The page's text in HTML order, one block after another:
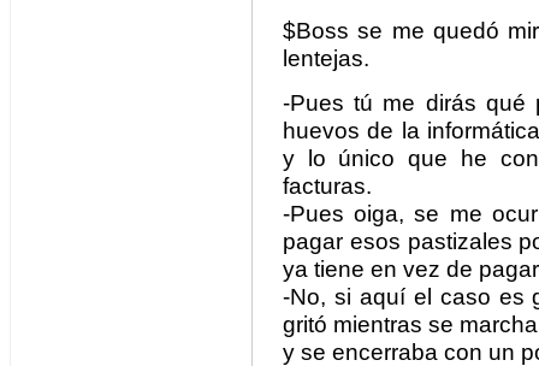
$Boss se me quedó
lentejas.
-Pues tú me dirás qué
huevos de la
y lo único que he
facturas.
-Pues oiga, se me
pagar esos pastizales
ya tiene en vez de
-No, si aquí el caso es
gritó mientras se
y se encerraba con un